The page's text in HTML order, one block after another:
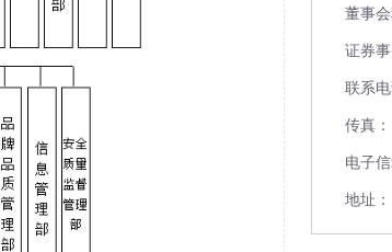
董事会
证券
联系电
传真：
电子信
地址：